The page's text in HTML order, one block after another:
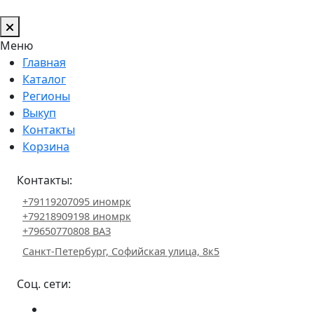
Меню
Главная
Каталог
Регионы
Выкуп
Контакты
Корзина
Контакты:
+79119207095 иномрк
+79218909198 иномрк
+79650770808 ВАЗ
Санкт-Петербург, Софийская улица, 8к5
Соц. сети: